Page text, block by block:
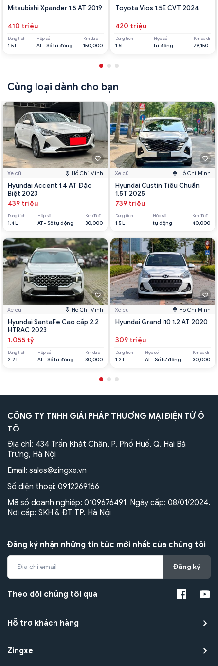
Mitsubishi Xpander 1.5 AT 2019
410 triệu
Dung tích
1.5 L
Hộp số
AT - Số tự động
Km đã đi
150,000
Toyota Vios 1.5E CVT 2024
420 triệu
Dung tích
1.5L
Hộp số
tự động
Km đã đi
79,150
Cùng loại dành cho bạn
Xe cũ Hồ Chí Minh
Hyundai Accent 1.4 AT Đặc
Biệt 2023
439 triệu
Dung tích
1.4 L
Hộp số
AT - Số tự động
Km đã đi
30,000
Xe cũ Hồ Chí Minh
Hyundai SantaFe Cao cấp 2.2
HTRAC 2023
1.055 tỷ
Dung tích
2.2 L
Hộp số
AT - Số tự động
Km đã đi
30,000
Xe cũ Hồ Chí Minh
Hyundai Custin Tiêu Chuẩn
1.5T 2025
739 triệu
Dung tích
1.5 L
Hộp số
tự động
Km đã đi
40,000
Xe cũ Hồ Chí Minh
Hyundai Grand i10 1.2 AT 2020
309 triệu
Dung tích
1.2 L
Hộp số
AT - Số tự động
Km đã đi
30,000
CÔNG TY TNHH GIẢI PHÁP THƯƠNG MẠI ĐIỆN TỬ Ô
TÔ
Địa chỉ: 434 Trần Khát Chân, P. Phố Huế, Q. Hai Bà
Trưng, Hà Nội
Email: sales@zingxe.vn
Số điện thoại: 0912269166
Mã số doanh nghiệp: 0109676491. Ngày cấp: 08/01/2024.
Nơi cấp: SKH & ĐT TP. Hà Nội
Đăng ký nhận những tin tức mới nhất của chúng tôi
Đăng ký
Theo dõi chúng tôi qua
Hỗ trợ khách hàng
Zingxe